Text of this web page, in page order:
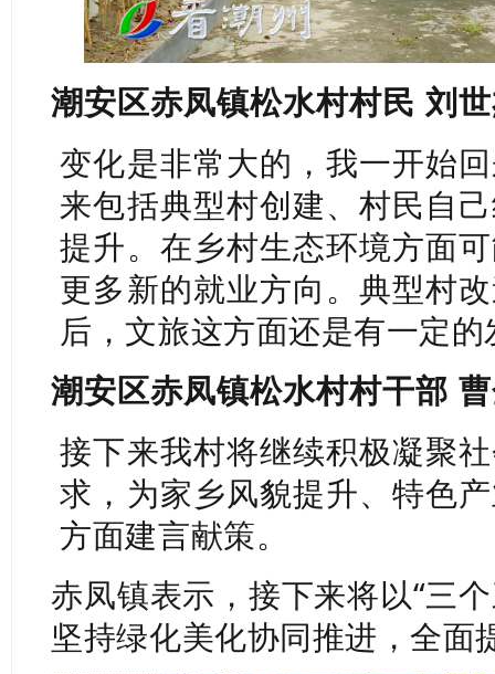
潮安区赤凤镇松水村村民 刘
变化是非常大的，我一开始
来包括典型村创建、村民自
提升。在乡村生态环境方面
更多新的就业方向。典型村
后，文旅这方面还是有一定
潮安区赤凤镇松水村村干部
接下来我村将继续积极凝聚
求，为家乡风貌提升、特色
方面建言献策。
赤凤镇表示，接下来将以“三
坚持绿化美化协同推进，全面